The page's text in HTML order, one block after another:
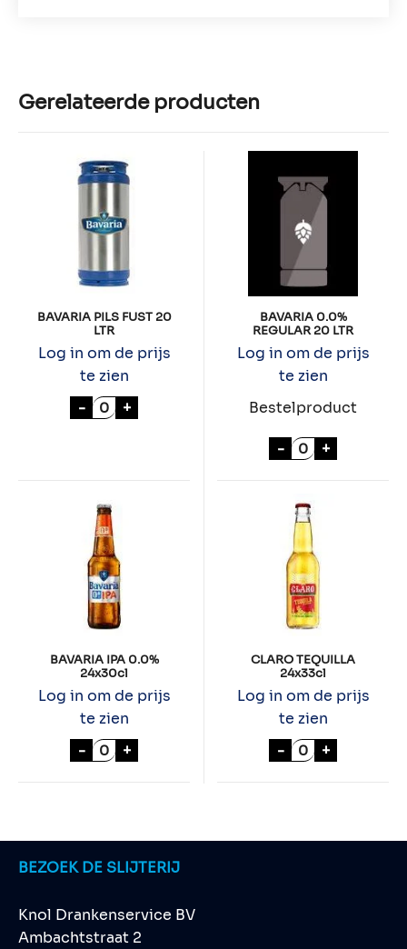
Gerelateerde producten
BAVARIA PILS FUST 20
LTR
Log in om de prijs
te zien
- BAVARIA PILS FUST 20 LTR aantal
+
BAVARIA 0.0%
REGULAR 20 LTR
Log in om de prijs
te zien
Bestelproduct
- BAVARIA 0.0%
+
BAVARIA IPA 0.0%
24x30cl
Log in om de prijs
te zien
- BAVARIA IPA 0.0% 24x30cl aantal
+
CLARO TEQUILLA
24x33cl
Log in om de prijs
te zien
- CLARO
+
BEZOEK DE SLIJTERIJ
Knol Drankenservice BV
Ambachtstraat 2